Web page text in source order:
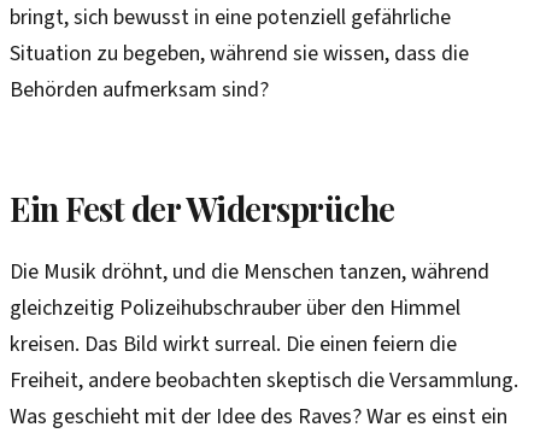
bringt, sich bewusst in eine potenziell gefährliche
Situation zu begeben, während sie wissen, dass die
Behörden aufmerksam sind?
Ein Fest der Widersprüche
Die Musik dröhnt, und die Menschen tanzen, während
gleichzeitig Polizeihubschrauber über den Himmel
kreisen. Das Bild wirkt surreal. Die einen feiern die
Freiheit, andere beobachten skeptisch die Versammlung.
Was geschieht mit der Idee des Raves? War es einst ein